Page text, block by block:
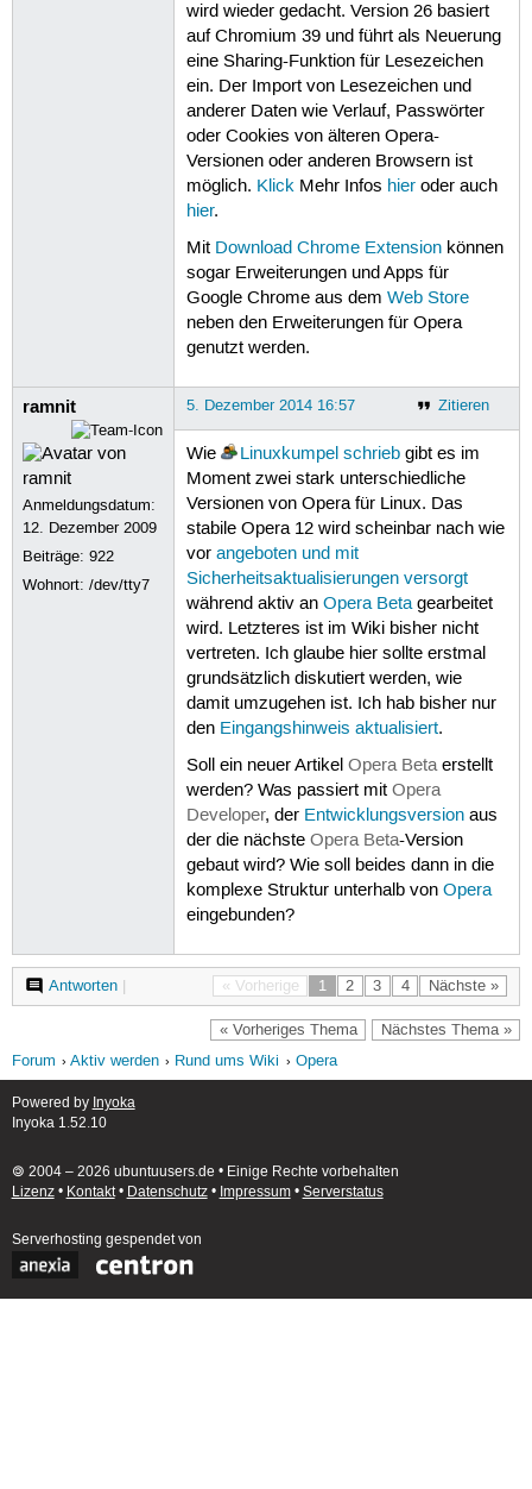
wird wieder gedacht. Version 26 basiert
auf Chromium 39 und führt als Neuerung
eine Sharing-Funktion für Lesezeichen
ein. Der Import von Lesezeichen und
anderer Daten wie Verlauf, Passwörter
oder Cookies von älteren Opera-
Versionen oder anderen Browsern ist
möglich. KlickMehr Infos hieroder auch
hier.
Mit Download Chrome Extensionkönnen
sogar Erweiterungen und Apps für
Google Chrome aus dem Web Store
neben den Erweiterungen für Opera
genutzt werden.
ramnit
Anmeldungsdatum:
12. Dezember 2009
Beiträge:922
Wohnort: /dev/tty7
Zitieren
5. Dezember 2014 16:57
Wie Linuxkumpel schriebgibt es im
Moment zwei stark unterschiedliche
Versionen von Opera für Linux. Das
stabile Opera 12 wird scheinbar nach wie
vor angeboten und mit
Sicherheitsaktualisierungen versorgt
während aktiv an Opera Betagearbeitet
wird. Letzteres ist im Wiki bisher nicht
vertreten. Ich glaube hier sollte erstmal
grundsätzlich diskutiert werden, wie
damit umzugehen ist. Ich hab bisher nur
den Eingangshinweis aktualisiert.
Soll ein neuer Artikel Opera Betaerstellt
werden? Was passiert mit Opera
Developer, der Entwicklungsversionaus
der die nächste Opera Beta-Version
gebaut wird? Wie soll beides dann in die
komplexe Struktur unterhalb von Opera
eingebunden?
« Vorherige 1 2 3 4 Nächste »
Antworten|
« Vorheriges Thema Nächstes Thema »
Forum Aktiv werden Rund ums Wiki Opera
Powered by Inyoka
Inyoka 1.52.10
🄯 2004 – 2026 ubuntuusers.de • Einige Rechte vorbehalten
Lizenz• Kontakt• Datenschutz• Impressum• Serverstatus
Serverhosting gespendet von